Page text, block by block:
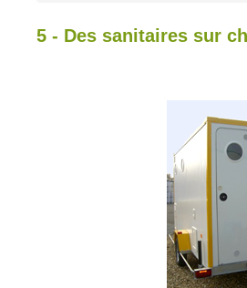
5 - Des sanitaires sur